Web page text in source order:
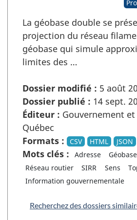
La géobase double se
projection du réseau
géobase qui simule
limites des …
Dossier modifié : 5 août
Dossier publié : 14 sept.
Éditeur : Gouvernement
Québec
Formats :
CSV HTML JSON
Mots clés : Adresse Géobase
Réseau routier
SIRR Sens
Information gouvernementale
Recherchez des dossiers